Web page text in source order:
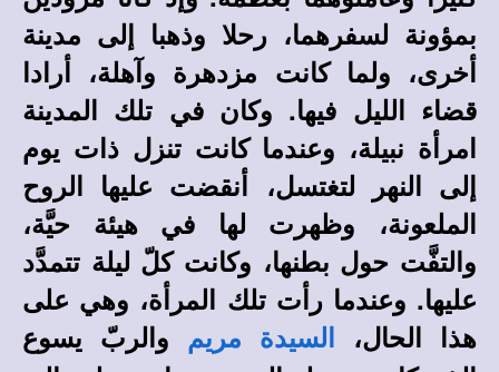
بمؤونة لسفرهما، رحلا وذهبا إلى مدينة
أخرى، ولما كانت مزدهرة وآهلة، أرادا
قضاء الليل فيها. وكان في تلك المدينة
امرأة نبيلة، وعندما كانت تنزل ذات يوم
إلى النهر لتغتسل، أنقضت عليها الروح
الملعونة، وظهرت لها في هيئة حيَّة،
والتفَّت حول بطنها، وكانت كلّ ليلة تتمدَّد
عليها. وعندما رأت تلك المرأة، وهي على
هذا الحال،
السيدة مريم
والربّ يسوع